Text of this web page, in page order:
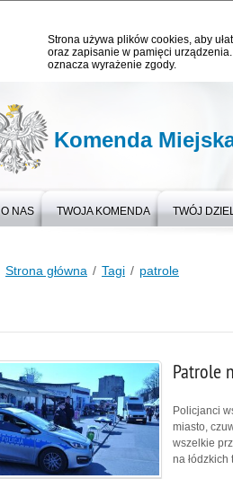
Strona używa plików cookies, aby
oraz zapisanie w pamięci
oznacza wyrażenie zgody.
Komenda
O NAS TWOJA KOMENDA TWÓJ
Strona główna Tagi patrole
Patrole
Policjanci
miasto,
wszelkie
na łódzkich